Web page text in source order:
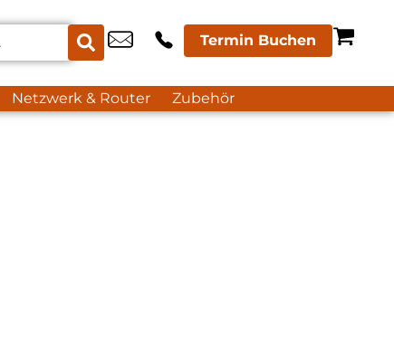
Termin Buchen
Netzwerk & Router Zubehör